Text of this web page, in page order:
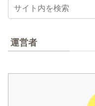
運営者